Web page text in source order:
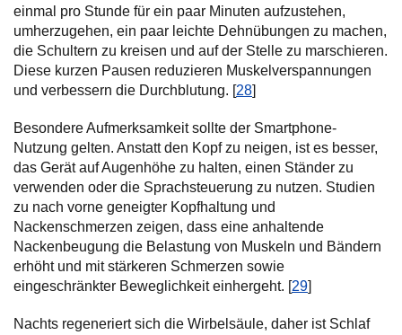
einmal pro Stunde für ein paar Minuten aufzustehen,
umherzugehen, ein paar leichte Dehnübungen zu machen,
die Schultern zu kreisen und auf der Stelle zu marschieren.
Diese kurzen Pausen reduzieren Muskelverspannungen
und verbessern die Durchblutung. [28]
Besondere Aufmerksamkeit sollte der Smartphone-
Nutzung gelten. Anstatt den Kopf zu neigen, ist es besser,
das Gerät auf Augenhöhe zu halten, einen Ständer zu
verwenden oder die Sprachsteuerung zu nutzen. Studien
zu nach vorne geneigter Kopfhaltung und
Nackenschmerzen zeigen, dass eine anhaltende
Nackenbeugung die Belastung von Muskeln und Bändern
erhöht und mit stärkeren Schmerzen sowie
eingeschränkter Beweglichkeit einhergeht. [29]
Nachts regeneriert sich die Wirbelsäule, daher ist Schlaf